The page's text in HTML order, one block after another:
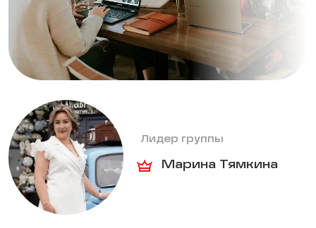
Лидер группы
Марина Тямкина